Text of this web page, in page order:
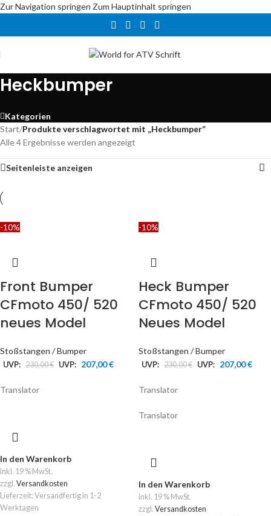
Zur Navigation springen Zum Hauptinhalt springen
Heckbumper
Kategorien
Start/Produkte verschlagwortet mit „Heckbumper“
Alle 4 Ergebnisse werden angezeigt
Seitenleiste anzeigen
-10%
Front Bumper
CFmoto 450/ 520
neues Model
Stoßstangen / Bumper
UVP: 230,00€ UVP: 207,00€
Translator
In den Warenkorb
inkl. 19 % MwSt.
zzgl. Versandkosten
Lieferzeit: Versandfertig in 1-2
Werktagen
-10%
Heck Bumper
CFmoto 450/ 520
Neues Model
Stoßstangen / Bumper
UVP: 230,00€ UVP: 207,00€
Translator
Translator
In den Warenkorb
inkl. 19 % MwSt.
zzgl. Versandkosten